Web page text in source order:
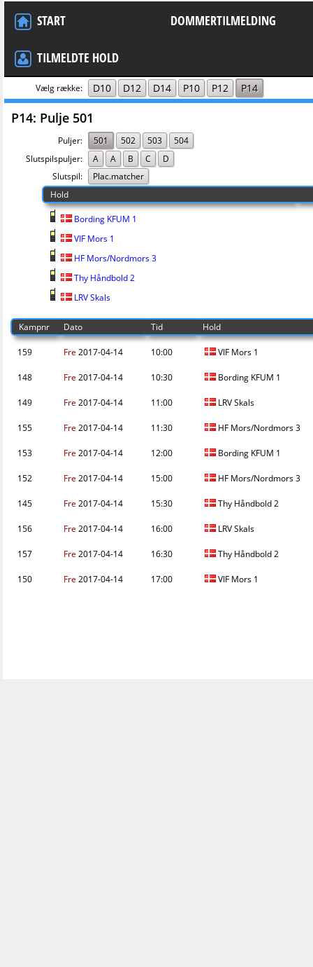
START DOMMERTILMELDING
TILMELDTE HOLD
Vælg række: D10 D12 D14 P10 P12 P14
P14: Pulje 501
Puljer: 501 502 503
504
Slutspilspuljer:
A A B C
D
Slutspil:
Plac.matcher
Hold
Bording KFUM 1
VIF Mors 1
HF Mors/Nordmors 3
Thy Håndbold 2
LRV Skals
Kampnr Dato Tid Hold
159 Fre 2017-04-14 10:00 VIF Mors 1
148 Fre 2017-04-14 10:30 Bording KFUM 1
149 Fre 2017-04-14 11:00 LRV Skals
155 Fre 2017-04-14 11:30 HF Mors/Nordmors 3
153 Fre 2017-04-14 12:00 Bording KFUM 1
152 Fre 2017-04-14 15:00 HF Mors/Nordmors 3
145 Fre 2017-04-14 15:30 Thy Håndbold 2
156 Fre 2017-04-14 16:00 LRV Skals
157 Fre 2017-04-14 16:30 Thy Håndbold 2
150 Fre 2017-04-14 17:00 VIF Mors 1